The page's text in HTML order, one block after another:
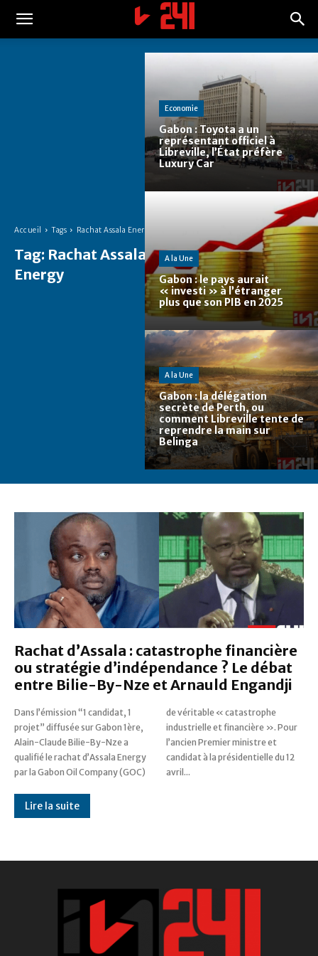
Accueil Tags Rachat Assala Energy
Tag: Rachat Assala
Energy
Economie
Gabon : Toyota a un
représentant officiel à
Libreville, l’État préfère
Luxury Car
A la Une
Gabon : le pays aurait
« investi » à l’étranger
plus que son PIB en 2025
A la Une
Gabon : la délégation
secrète de Perth, ou
comment Libreville tente de
reprendre la main sur
Belinga
Rachat d’Assala : catastrophe financière
ou stratégie d’indépendance ? Le débat
entre Bilie-By-Nze et Arnauld Engandji
Dans l’émission “1 candidat, 1
projet” diffusée sur Gabon 1ère,
Alain-Claude Bilie-By-Nze a
qualifié le rachat d’Assala Energy
par la Gabon Oil Company (GOC)
de véritable « catastrophe
industrielle et financière ». Pour
l’ancien Premier ministre et
candidat à la présidentielle du 12
avril...
Lire la suite